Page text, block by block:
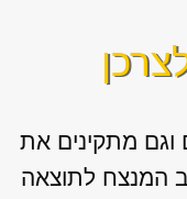
וגם מתקינים את
המנצח לתוצאה